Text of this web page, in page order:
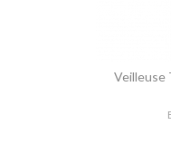
Veilleuse